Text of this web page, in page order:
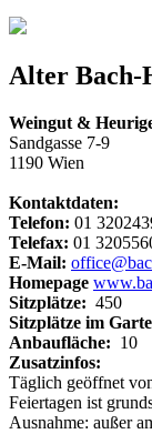
Alter Bach-
Weingut &
Sandgasse 7-9
1190 Wien
Kontaktdaten:
Telefon: 01
Telefax: 01
E-Mail:
Homepage
Sitzplätze: 450
Sitzplätze im
Anbaufläche: 10
Zusatzinfos:
Täglich geöffnet
Feiertagen ist
Ausnahme: außer